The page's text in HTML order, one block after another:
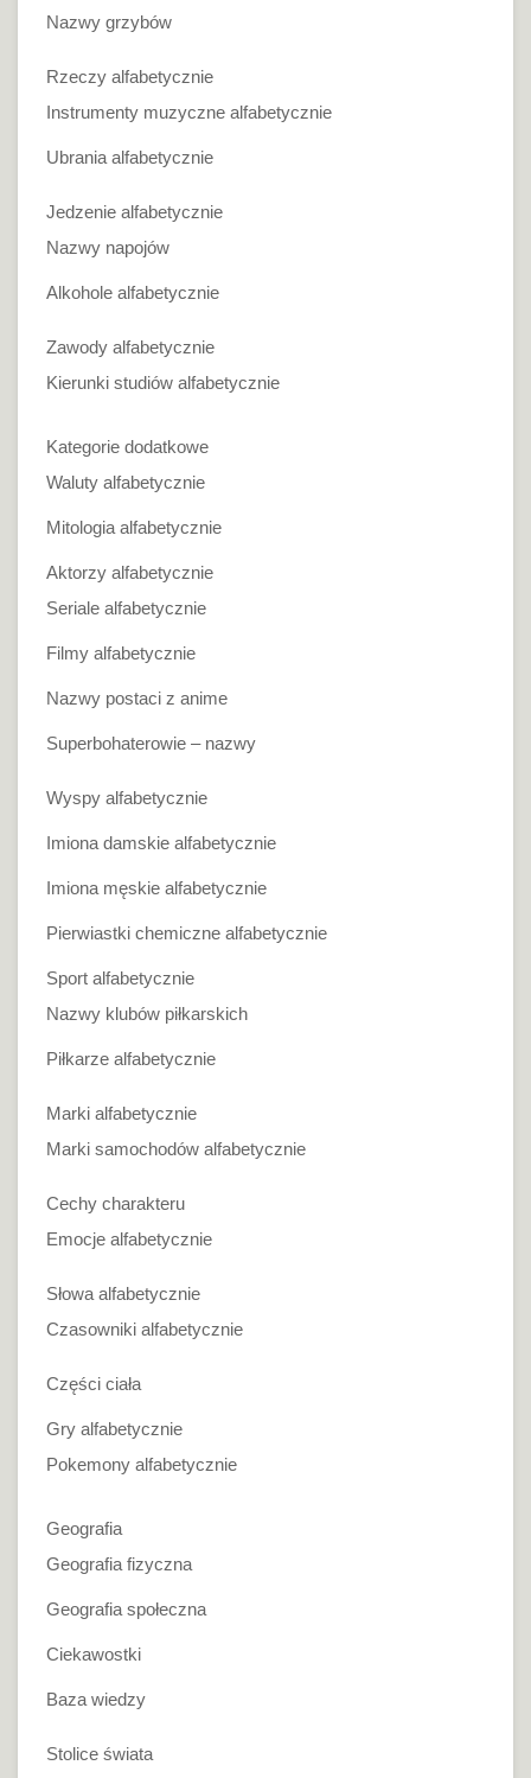
Nazwy grzybów
Rzeczy alfabetycznie
Instrumenty muzyczne alfabetycznie
Ubrania alfabetycznie
Jedzenie alfabetycznie
Nazwy napojów
Alkohole alfabetycznie
Zawody alfabetycznie
Kierunki studiów alfabetycznie
Kategorie dodatkowe
Waluty alfabetycznie
Mitologia alfabetycznie
Aktorzy alfabetycznie
Seriale alfabetycznie
Filmy alfabetycznie
Nazwy postaci z anime
Superbohaterowie – nazwy
Wyspy alfabetycznie
Imiona damskie alfabetycznie
Imiona męskie alfabetycznie
Pierwiastki chemiczne alfabetycznie
Sport alfabetycznie
Nazwy klubów piłkarskich
Piłkarze alfabetycznie
Marki alfabetycznie
Marki samochodów alfabetycznie
Cechy charakteru
Emocje alfabetycznie
Słowa alfabetycznie
Czasowniki alfabetycznie
Części ciała
Gry alfabetycznie
Pokemony alfabetycznie
Geografia
Geografia fizyczna
Geografia społeczna
Ciekawostki
Baza wiedzy
Stolice świata